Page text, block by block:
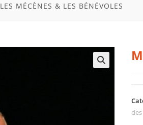
LES MÉCÈNES & LES BÉNÉVOLES